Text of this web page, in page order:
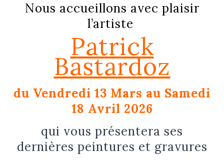
Nous accueillons avec plaisir
l’artiste
Patrick
Bastardoz
du Vendredi 13 Mars au Samedi
18 Avril 2026
qui vous présentera ses
dernières peintures et gravures